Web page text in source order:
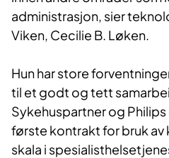
administrasjon, sier
Viken, Cecilie B. Løken.
Hun har store
til et godt og tett
Sykehuspartner og
første kontrakt for bruk av
skala i